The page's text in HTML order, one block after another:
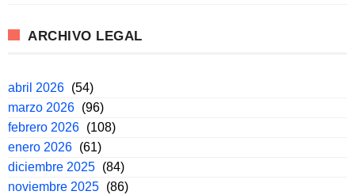
ARCHIVO LEGAL
abril 2026 (54)
marzo 2026 (96)
febrero 2026 (108)
enero 2026 (61)
diciembre 2025 (84)
noviembre 2025 (86)